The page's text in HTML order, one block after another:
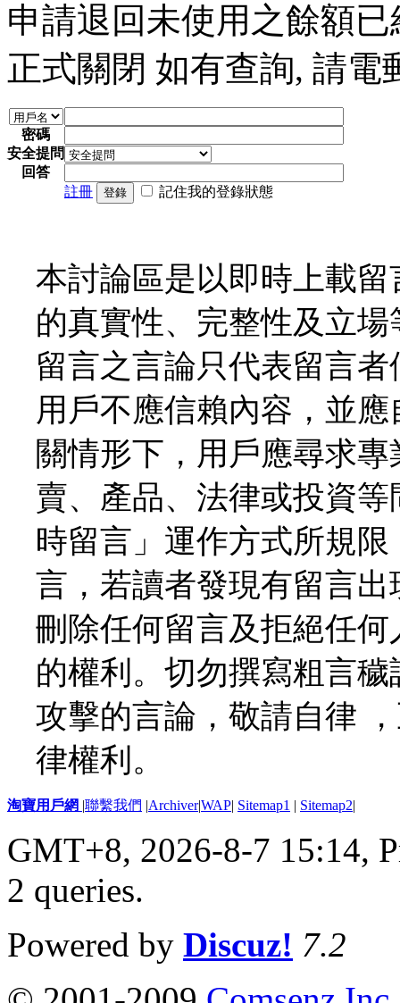
申請退回未使用之餘額
正式關閉 如有查詢, 請電
密碼
安全提問
回答
註冊
登錄 記住我的登錄狀態
本討論區是以即時上載
的真實性、完整性及立
留言之言論只代表留言
用戶不應信賴內容，並
關情形下，用戶應尋求
賣、產品、法律或投資
時留言」運作方式所規
言，若讀者發現有留言
刪除任何留言及拒絕任
的權利。切勿撰寫粗言
攻擊的言論，敬請自律
律權利。
淘寶用戶網 |聯繫我們 |Archiver|WAP| Sitemap1 | Sitemap2|
GMT+8, 2026-8-7 15:14,
2 queries.
Powered by Discuz! 7.2